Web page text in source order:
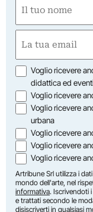
(Obbligatorio)
Nome
(Obbligatorio)
Opzioni
Voglio ricevere
didattica ed
Voglio ricevere
Voglio ricevere
urbana
Voglio ricevere
Voglio ricevere
Voglio ricevere
Artribune Srl utilizza i
mondo dell'arte, nel
informativa. Iscrivendoti
e trattati secondo le
disiscriverti in qualsiasi